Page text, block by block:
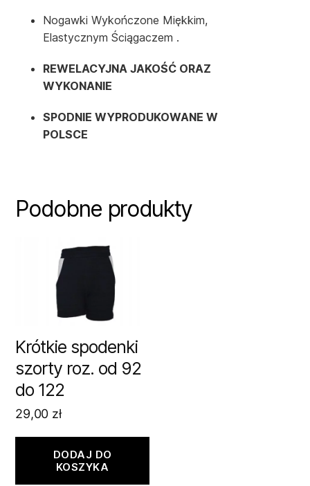
Nogawki Wykończone Miękkim,
Elastycznym Ściągaczem .
REWELACYJNA JAKOŚĆ ORAZ
WYKONANIE
SPODNIE WYPRODUKOWANE W
POLSCE
Podobne produkty
Krótkie spodenki
szorty roz. od 92
do 122
29,00 zł
DODAJ DO
KOSZYKA